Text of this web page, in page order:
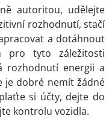
autoritou, udělejte
rozhodnutí, stačí
a dotáhnout
pro tyto záležitosti
rozhodnutí energii a
je dobré nemít žádné
si účty, dejte do
kontrolu vozidla.